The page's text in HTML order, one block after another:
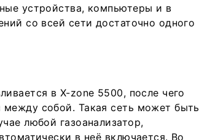
устройства, компьютеры и в
со всей сети достаточно одного
в X-zone 5500, после чего
собой. Такая сеть может быть
любой газоанализатор,
в неё включается. Во